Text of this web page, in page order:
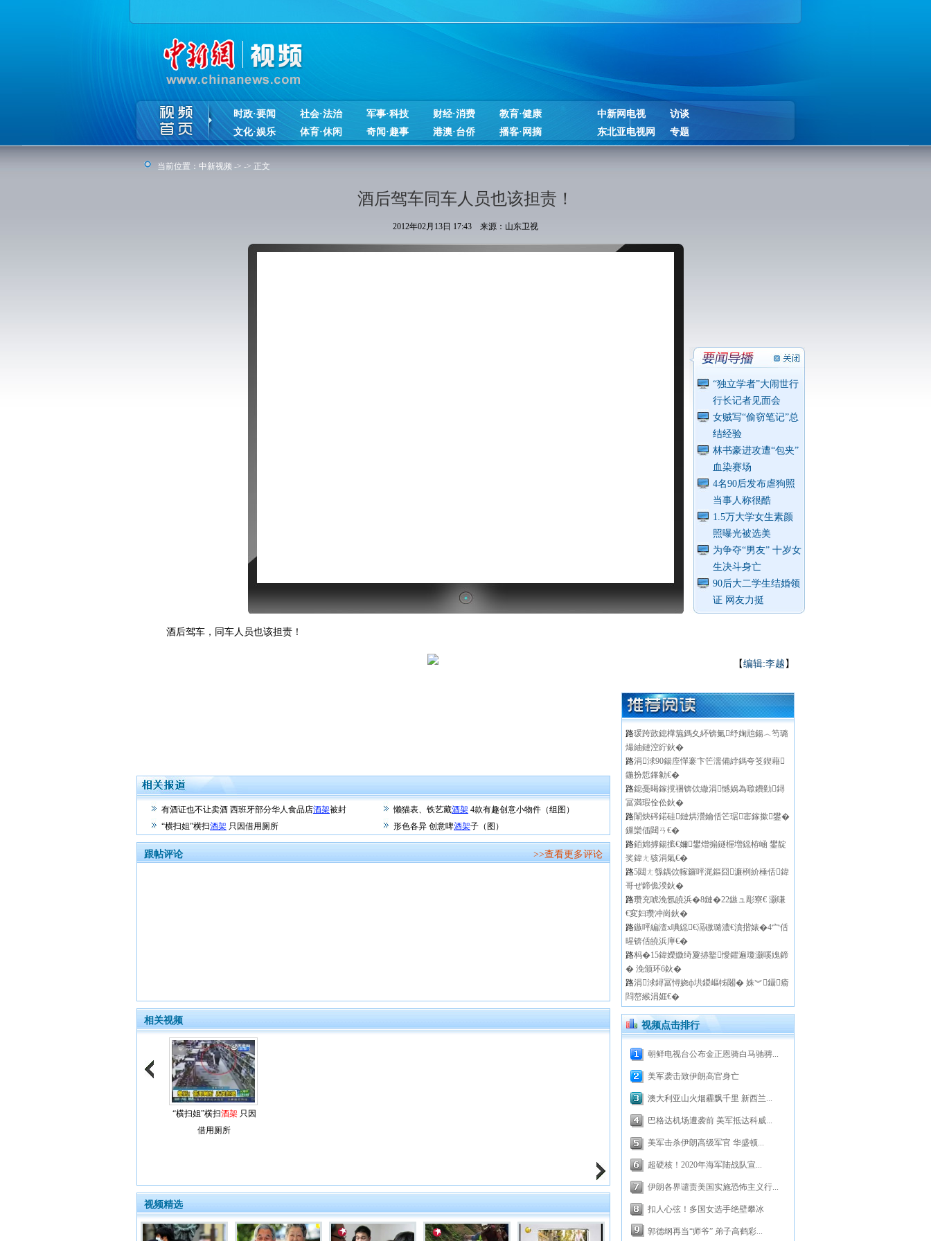
时政·要闻 社会·法治 军事·科技 财经·消费
教育·健康
文化·娱乐
体育·休闲 奇闻·趣事 港澳·台侨 播客·网摘
中新网电视
访谈
东北亚电视网
专题
当前位置： 中新视频 -> -> 正文
酒后驾车同车人员也该担责！
2012年02月13日 17:43 来源：山东卫视
“独立学者”大闹世行
行长记者见面会
女贼写“偷窃笔记”总
结经验
林书豪进攻遭“包夹”
血染赛场
4名90后发布虐狗照
当事人称很酷
1.5万大学女生素颜
照曝光被选美
为争夺“男友” 十岁女
生决斗身亡
90后大二学生结婚领
证 网友力挺
酒后驾车，同车人员也该担责！
【编辑:李越 】
有酒证也不让卖酒 西班牙部分华人食品店酒架被封 懒猫表、铁艺藏酒架 4款有趣创意小物件（组图）
“横扫姐”横扫酒架 只因借用厕所 形色各异 创意啤酒架子（图）
跟帖评论 >>查看更多评论
相关视频
“横扫姐”横扫酒架只因
借用厕所
视频精选
路瑗跨敳鎴樺箷鎷夊紑锛氭纾婅兘鍚︿笉璐
熶紬鏈涳紵鈥�
路涓浗90鍚庢憚褰卞笀濡備綍鎷夸笅鍥藉
鍦扮悊鎽勨€�
路鎴戞暍鎵撹祵锛佽繖涓憾娲為噷鐨勭鐞
冨満瑕佺伀鈥�
路闈炴硶鍩硅鏈烘瀯鑰佸笀琚寚鎵撳鐢�
鏁欒偛閮ㄢ€�
路銆婂摢鍚掋€嬭鐢熷搧鐩楃増鐚栫崡 鐢靛
奖鍏ㄤ骇涓氣€�
路5閮ㄤ綔鍝佽幏鑼呯浘鏂囧濂栵紒棰佸鍏
哥ぜ鍗佹湀鈥�
路瓒充唬浼氬皢浜�8鏈�22鏃ュ彫寮€ 灏嗛
€変妇瓒冲崗鈥�
路鏃呯編澶х唺鐚€滆礉璐濃€濆揩婊�4宀佸
暒锛佸皢浜庘€�
路杩�15鍏嬫媺绮夐捇鐜懓鑺遍瓊灏嗘媿鍗
� 浼颁环6鈥�
路涓浗鐞冨憳娆ф垬鍐嶇牬闂� 姝︾鑷瘉
閰嶅緱涓娾€�
视频点击排行
朝鲜电视台公布金正恩骑白马驰骋...
美军袭击致伊朗高官身亡
澳大利亚山火烟霾飘千里 新西兰...
巴格达机场遭袭前 美军抵达科威...
美军击杀伊朗高级军官 华盛顿...
超硬核！2020年海军陆战队宣...
伊朗各界谴责美国实施恐怖主义行...
扣人心弦！多国女选手绝壁攀冰
郭德纲再当“师爷” 弟子高鹤彩...